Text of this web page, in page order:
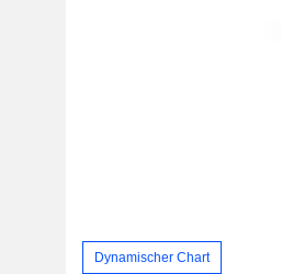
Dynamischer Chart